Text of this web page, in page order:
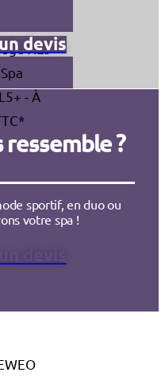
- À
devis
ressemble ?
sportif, en duo ou
votre spa !